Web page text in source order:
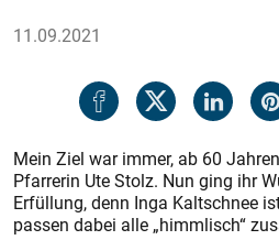
11.09.2021
Mein Ziel war immer, ab 60
Pfarrerin Ute Stolz. Nun ging ihr
Erfüllung, denn Inga Kaltschnee
passen dabei alle „himmlisch“